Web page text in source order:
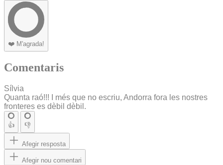
❤️ M'agrada!
Comentaris
Sílvia
Quanta raó!!! I més que no escriu, Andorra fora les nostres
fronteres es dèbil dèbil.
👍 👎
Afegir resposta
Afegir nou comentari